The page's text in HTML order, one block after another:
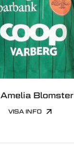
Amelia Blomster
VISA INFO